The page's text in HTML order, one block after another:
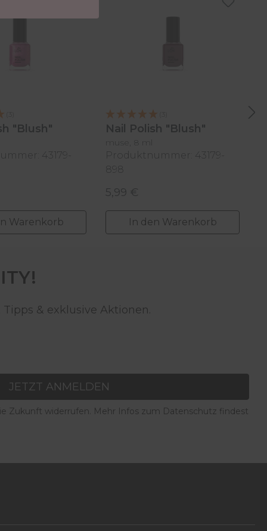
"Blush"
43179-
Preis:
Warenkorb
Nail Polish "Blush"
muse, 8 ml
Produktnummer: 43179-
898
Regulärer Preis:
5,99 €
In den Warenkorb
& exklusive Aktionen.
JETZT ANMELDEN
Zukunft widerrufen. Mehr Infos zum Datenschutz findest